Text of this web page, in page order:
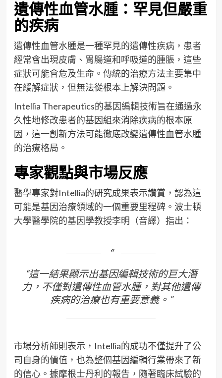
遺傳性血管水腫：罕見但嚴重
的疾病
遺傳性血管水腫是一種罕見的遺傳性疾病，患者
經常會出現皮膚、胃腸道和呼吸道的腫脹，這些
症狀可能會危及生命。傳統的治療方法主要集中
在緩解症狀，但無法從根本上解決問題。
Intellia Therapeutics的基因編輯技術旨在通過永
久性地修改患者的基因組來消除疾病的根本原
因，這一創新方法可能徹底改變遺傳性血管水腫
的治療格局。
專家觀點與市場反應
醫學專家對Intellia的研究成果表示讚賞，認為這
可能是基因治療領域的一個重要里程碑。波士頓
大學醫學院的基因學教授李明（音譯）指出：
“這一結果顯示出基因編輯技術的巨大潛
力，不僅對遺傳性血管水腫，對其他遺傳
疾病的治療也有重要意義。”
市場分析師則表示，Intellia的成功不僅提升了公
司自身的價值，也為整個基因編輯行業帶來了新
的信心。據摩根士丹利的報告，隨著臨床試驗的